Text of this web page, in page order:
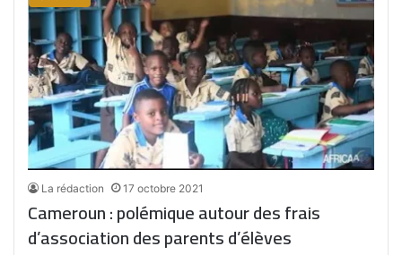
La rédaction 17 octobre 2021
Cameroun : polémique autour des frais
d’association des parents d’élèves